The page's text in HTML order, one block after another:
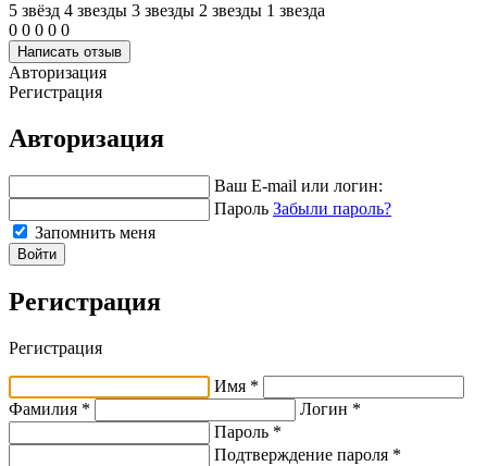
5 звёзд 4 звeзды 3 звeзды 2 звeзды 1 звeзда
0 0 0 0 0
Написать отзыв
Авторизация
Регистрация
Авторизация
Ваш E-mail или логин:
Пароль Забыли пароль?
Запомнить меня
Войти
Регистрация
Регистрация
Имя *
Фамилия *
Логин *
Пароль *
Подтверждение пароля *